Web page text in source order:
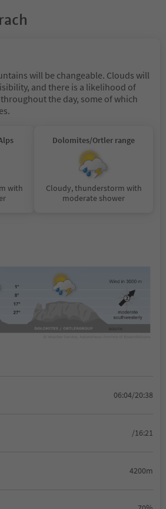
will be changeable. Clouds will
and there is a likelihood of
the day, some of which
with
Dolomites/Ortler range
Cloudy, thunderstorm with
moderate shower
06:04/20:38
/16:21
4200m